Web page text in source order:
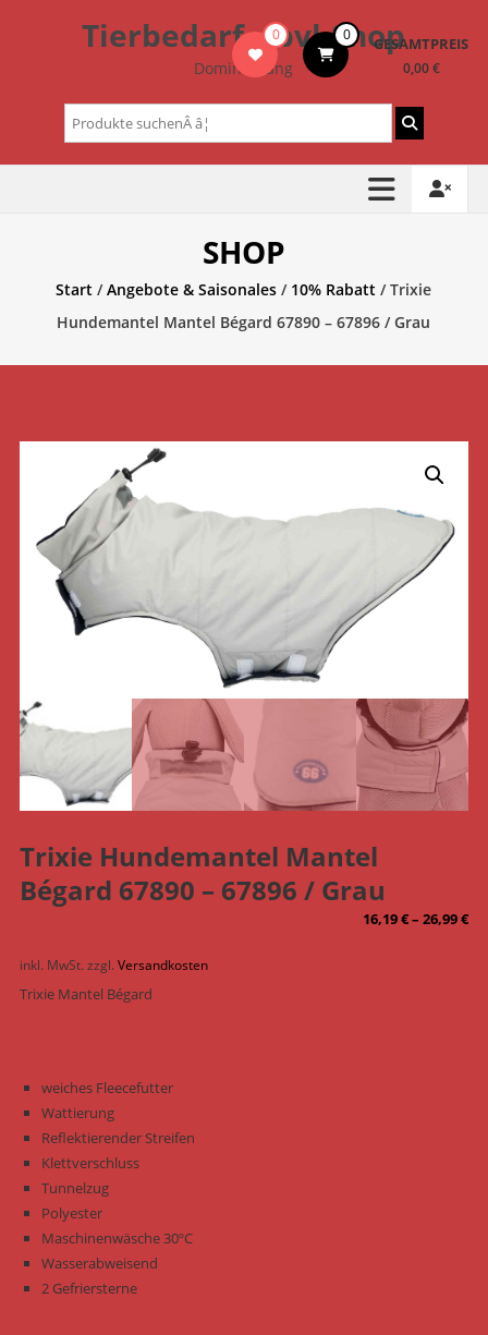
Tierbedarf – bvl-Shop
Dominik Lang
0 0 GESAMTPREIS
0,00 €
Suchen
nach:
SHOP
Start /Angebote & Saisonales / 10% Rabatt / Trixie
Hundemantel Mantel Bégard 67890 – 67896 / Grau
Trixie Hundemantel Mantel
Bégard 67890 – 67896 / Grau
16,19€–26,99€
inkl. MwSt. zzgl. Versandkosten
Trixie Mantel Bégard
weiches Fleecefutter
Wattierung
Reflektierender Streifen
Klettverschluss
Tunnelzug
Polyester
Maschinenwäsche 30ºC
Wasserabweisend
2 Gefriersterne